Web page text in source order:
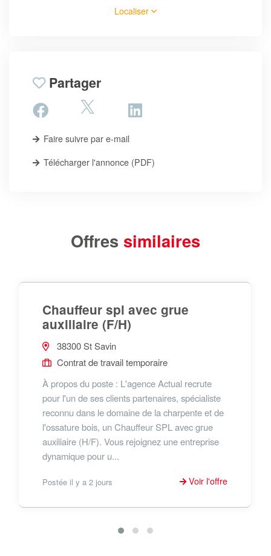
Localiser
Partager
Faire suivre par e-mail
Télécharger l'annonce (PDF)
Offres similaires
Chauffeur spl avec grue
auxiliaire (F/H)
38300 St Savin
Contrat de travail temporaire
À propos du poste : L'agence Actual recrute
pour l'un de ses clients partenaires, spécialiste
reconnu dans le domaine de la charpente et de
l'ossature bois, un Chauffeur SPL avec grue
auxiliaire (H/F). Vous rejoignez une entreprise
dynamique pour u...
Postée il y a 2 jours Voir l'offre